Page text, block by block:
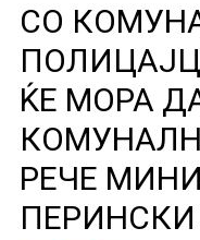
СО
ЌЕ МОРА
РЕЧЕ
ПЕРИНСКИ